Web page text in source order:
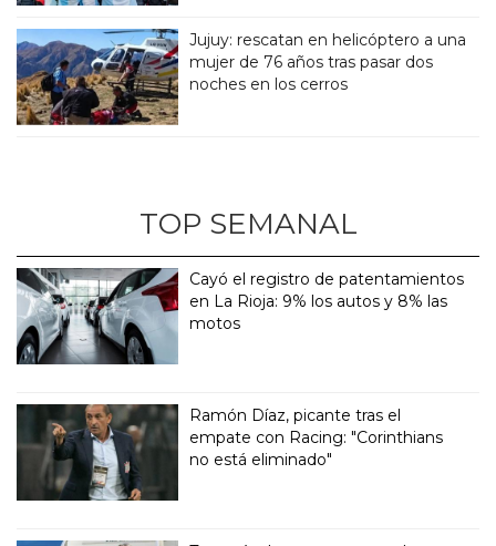
Jujuy: rescatan en helicóptero a una
mujer de 76 años tras pasar dos
noches en los cerros
TOP SEMANAL
Cayó el registro de patentamientos
en La Rioja: 9% los autos y 8% las
motos
Ramón Díaz, picante tras el
empate con Racing: "Corinthians
no está eliminado"